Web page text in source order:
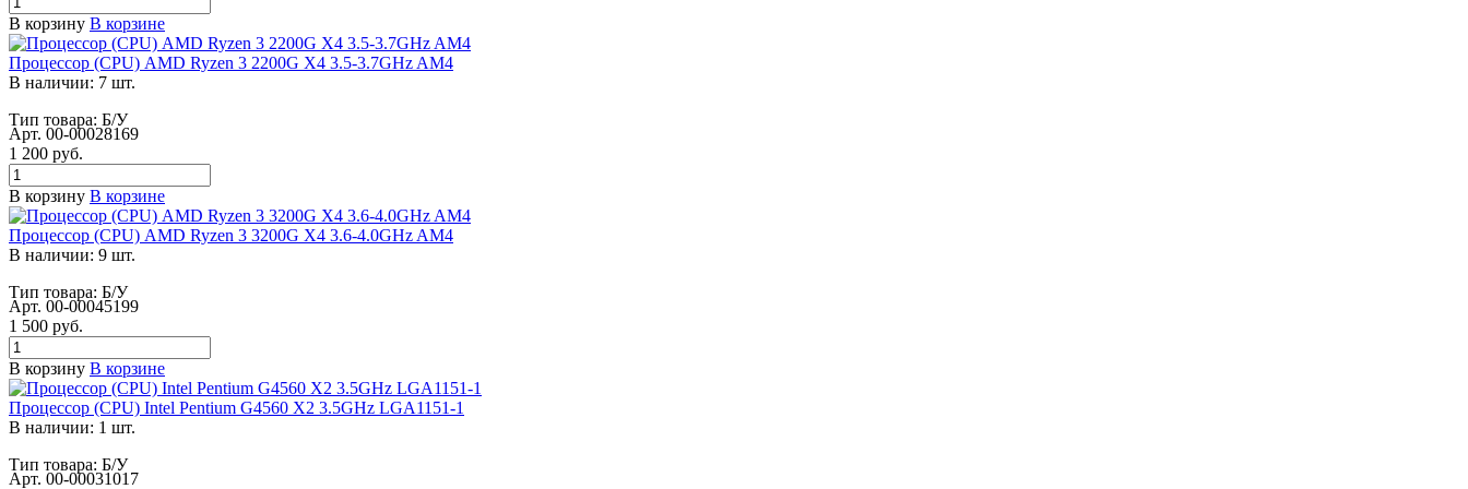
В корзину В корзине
Процессор (CPU) AMD Ryzen 3 2200G Х4 3.5-3.7GHz AM4
В наличии: 7 шт.
Тип товара: Б/У
Арт. 00-00028169
1 200 руб.
В корзину В корзине
Процессор (CPU) AMD Ryzen 3 3200G Х4 3.6-4.0GHz AM4
В наличии: 9 шт.
Тип товара: Б/У
Арт. 00-00045199
1 500 руб.
В корзину В корзине
Процессор (CPU) Intel Pentium G4560 Х2 3.5GHz LGA1151-1
В наличии: 1 шт.
Тип товара: Б/У
Арт. 00-00031017